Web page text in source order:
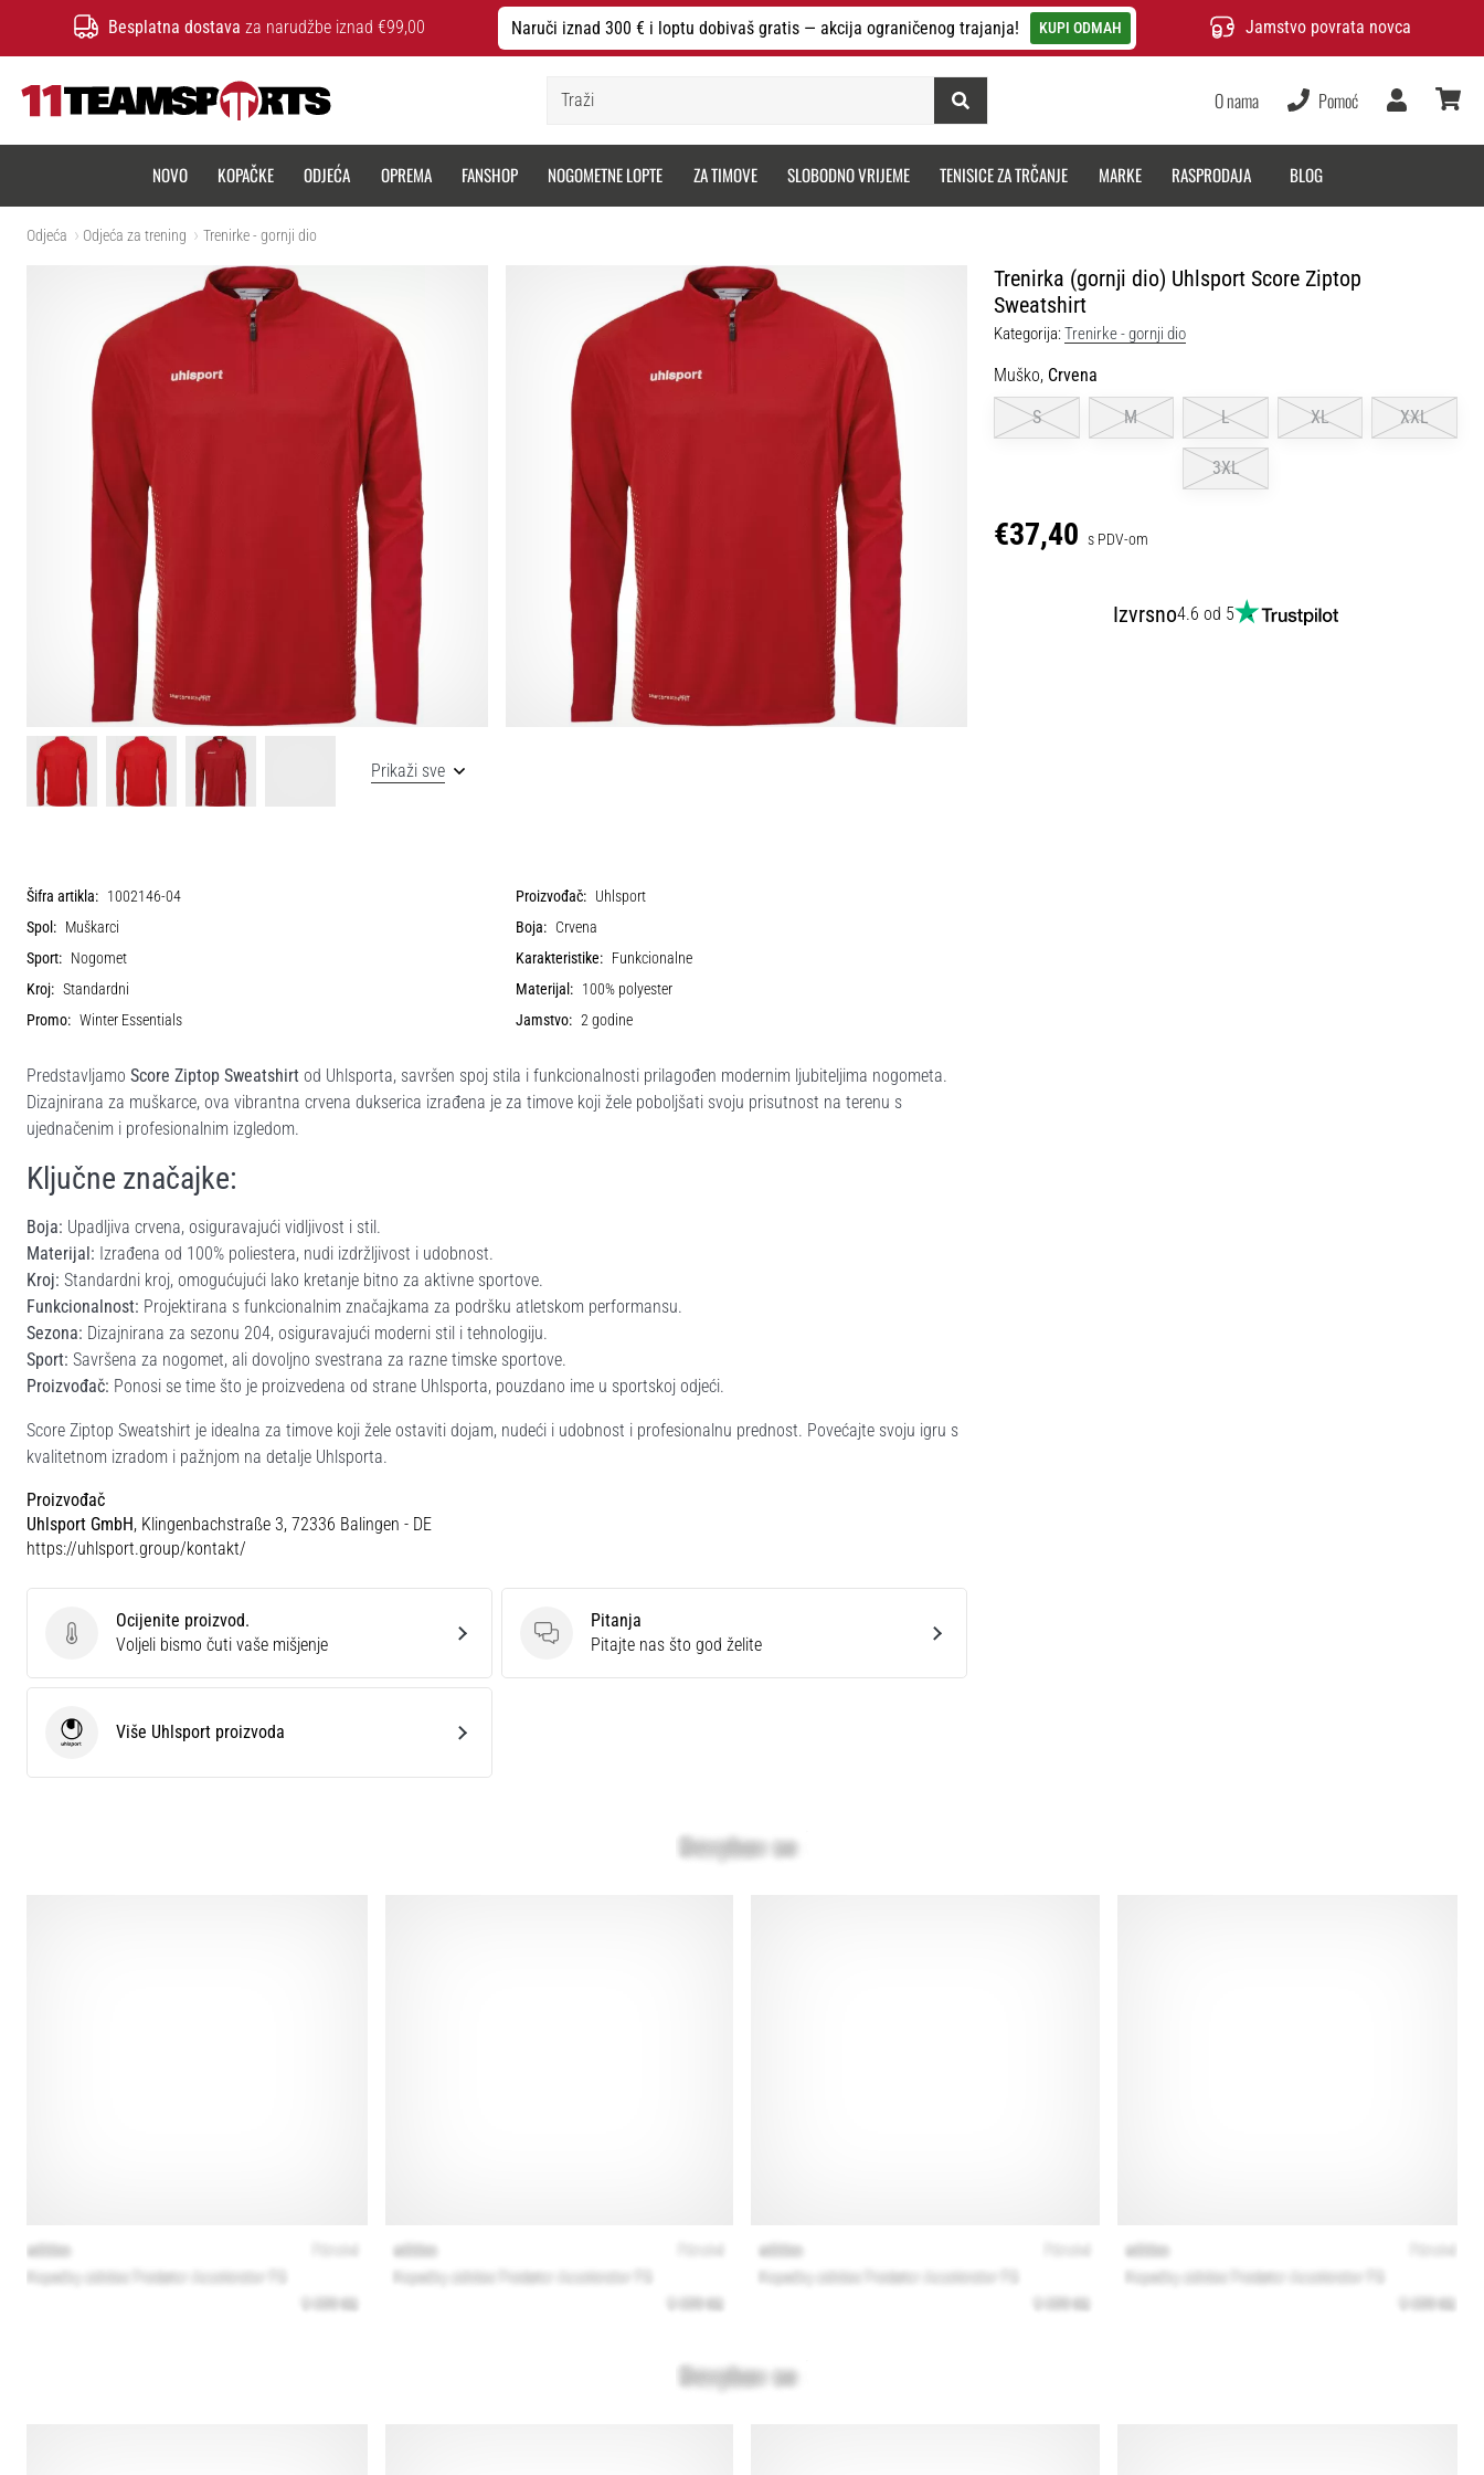
Besplatna dostava za narudžbe iznad €99,00 Naruči iznad 300 € i loptu dobivaš gratis — akcija ograničenog trajanja! KUPI ODMAH Jamstvo povrata novca
O nama Pomoć
Korisnik
NOVO KOPAČKE ODJEĆA OPREMA FANSHOP NOGOMETNE LOPTE ZA TIMOVE SLOBODNO VRIJEME TENISICE ZA TRČANJE MARKE RASPRODAJA BLOG
Odjeća Odjeća za trening Trenirke - gornji dio
Trenirka (gornji dio) Uhlsport Score Ziptop
Sweatshirt
Kategorija:Trenirke - gornji dio
Muško, Crvena
S
M L XL XXL
3XL
€37,40 s PDV-om
Izvrsno4.6 od 5
Prikaži sve
Šifra artikla: 1002146-04 Proizvođač: Uhlsport
Spol: Muškarci Boja: Crvena
Sport: Nogomet Karakteristike: Funkcionalne
Kroj: Standardni Materijal: 100% polyester
Promo: Winter Essentials Jamstvo: 2 godine
Predstavljamo Score Ziptop Sweatshirt od Uhlsporta, savršen spoj stila i funkcionalnosti prilagođen modernim ljubiteljima nogometa.
Dizajnirana za muškarce, ova vibrantna crvena dukserica izrađena je za timove koji žele poboljšati svoju prisutnost na terenu s
ujednačenim i profesionalnim izgledom.
Ključne značajke:
Boja: Upadljiva crvena, osiguravajući vidljivost i stil.
Materijal: Izrađena od 100% poliestera, nudi izdržljivost i udobnost.
Kroj: Standardni kroj, omogućujući lako kretanje bitno za aktivne sportove.
Funkcionalnost: Projektirana s funkcionalnim značajkama za podršku atletskom performansu.
Sezona: Dizajnirana za sezonu 204, osiguravajući moderni stil i tehnologiju.
Sport: Savršena za nogomet, ali dovoljno svestrana za razne timske sportove.
Proizvođač: Ponosi se time što je proizvedena od strane Uhlsporta, pouzdano ime u sportskoj odjeći.
Score Ziptop Sweatshirt je idealna za timove koji žele ostaviti dojam, nudeći i udobnost i profesionalnu prednost. Povećajte svoju igru s
kvalitetnom izradom i pažnjom na detalje Uhlsporta.
Proizvođač
Uhlsport GmbH, Klingenbachstraße 3, 72336 Balingen - DE
https://uhlsport.group/kontakt/
Ocijenite proizvod.
Ocijenite proizvod.
Voljeli bismo čuti vaše mišjenje
Pitanja
Pitanja
Pitajte nas što god želite
UhlsportViše Uhlsport proizvoda